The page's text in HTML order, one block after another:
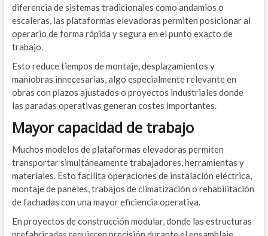
diferencia de sistemas tradicionales como andamios o
escaleras, las plataformas elevadoras permiten posicionar al
operario de forma rápida y segura en el punto exacto de
trabajo.
Esto reduce tiempos de montaje, desplazamientos y
maniobras innecesarias, algo especialmente relevante en
obras con plazos ajustados o proyectos industriales donde
las paradas operativas generan costes importantes.
Mayor capacidad de trabajo
Muchos modelos de plataformas elevadoras permiten
transportar simultáneamente trabajadores, herramientas y
materiales. Esto facilita operaciones de instalación eléctrica,
montaje de paneles, trabajos de climatización o rehabilitación
de fachadas con una mayor eficiencia operativa.
En proyectos de construcción modular, donde las estructuras